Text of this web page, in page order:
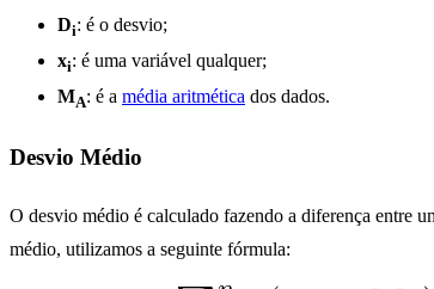
Di: é o desvio;
xi: é uma variável qualquer;
MA: é a média aritmética dos dados.
Desvio Médio
O desvio médio é calculado fazendo a diferença entre
médio, utilizamos a seguinte fórmula: